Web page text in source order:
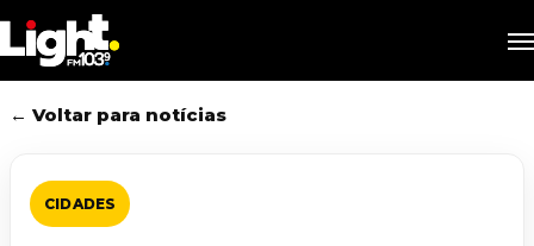
to
main
content
← Voltar para notícias
CIDADES